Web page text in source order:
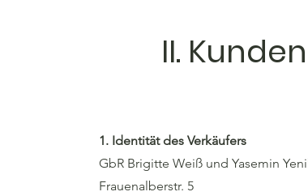
II.
1. Identität des Verkäufers
GbR Brigitte Weiß und Yasemin
Frauenalberstr. 5